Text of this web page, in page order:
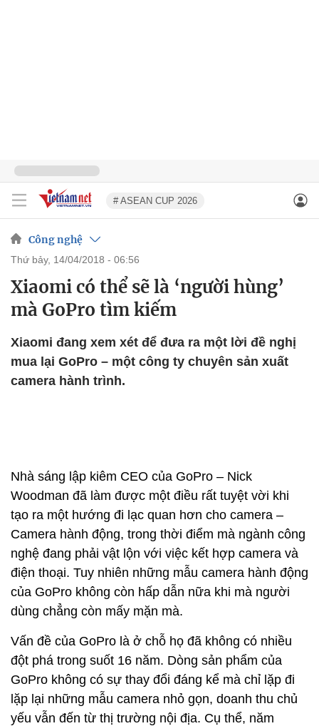
# ASEAN CUP 2026
Công nghệ
thứ bảy, 14/04/2018 - 06:56
Xiaomi có thể sẽ là ‘người hùng’
mà GoPro tìm kiếm
Xiaomi đang xem xét để đưa ra một lời đề nghị
mua lại GoPro – một công ty chuyên sản xuất
camera hành trình.
Nhà sáng lập kiêm CEO của GoPro – Nick
Woodman đã làm được một điều rất tuyệt vời khi
tạo ra một hướng đi lạc quan hơn cho camera –
Camera hành động, trong thời điểm mà ngành công
nghệ đang phải vật lộn với việc kết hợp camera và
điện thoại. Tuy nhiên những mẫu camera hành động
của GoPro không còn hấp dẫn nữa khi mà người
dùng chẳng còn mấy mặn mà.
Vấn đề của GoPro là ở chỗ họ đã không có nhiều
đột phá trong suốt 16 năm. Dòng sản phẩm của
GoPro không có sự thay đổi đáng kể mà chỉ lặp đi
lặp lại những mẫu camera nhỏ gọn, doanh thu chủ
yếu vẫn đến từ thị trường nội địa. Cụ thể, năm